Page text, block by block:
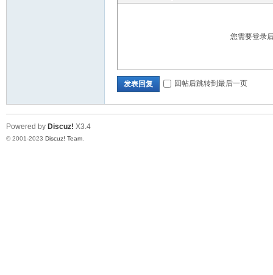
您需要登录
发表回复 回帖后跳转到最后一页
Powered by Discuz! X3.4
© 2001-2023 Discuz! Team